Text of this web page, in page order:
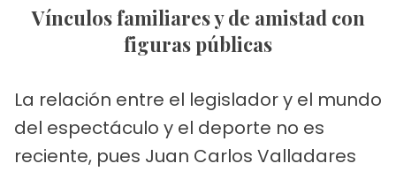
Vínculos familiares y de amistad con
figuras públicas
La relación entre el legislador y el mundo
del espectáculo y el deporte no es
reciente, pues Juan Carlos Valladares